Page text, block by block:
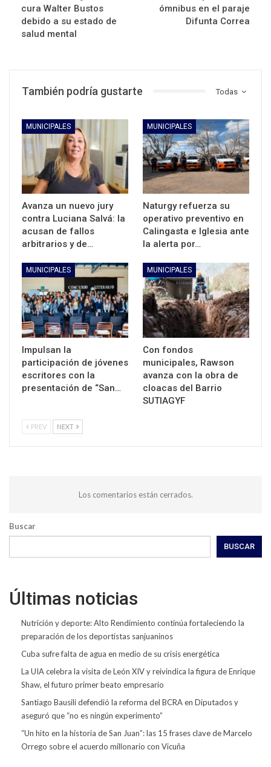
cura Walter Bustos
debido a su estado de
salud mental
ómnibus en el paraje
Difunta Correa
Todas
También podría gustarte
MUNICIPALES
Avanza un nuevo jury
contra Luciana Salvá: la
acusan de fallos
arbitrarios y de…
MUNICIPALES
Naturgy refuerza su
operativo preventivo en
Calingasta e Iglesia ante
la alerta por…
MUNICIPALES
Impulsan la
participación de jóvenes
escritores con la
presentación de “San…
MUNICIPALES
Con fondos
municipales, Rawson
avanza con la obra de
cloacas del Barrio
SUTIAGYF
PREV NEXT
Los comentarios están cerrados.
Buscar
BUSCAR
Últimas noticias
Nutrición y deporte: Alto Rendimiento continúa fortaleciendo la
preparación de los deportistas sanjuaninos
Cuba sufre falta de agua en medio de su crisis energética
La UIA celebra la visita de León XIV y reivindica la figura de Enrique
Shaw, el futuro primer beato empresario
Santiago Bausili defendió la reforma del BCRA en Diputados y
aseguró que “no es ningún experimento”
“Un hito en la historia de San Juan”: las 15 frases clave de Marcelo
Orrego sobre el acuerdo millonario con Vicuña